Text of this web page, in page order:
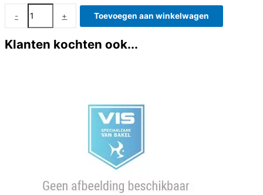
-
Ice
peach
+ Toevoegen aan winkelwagen
Klanten kochten ook...